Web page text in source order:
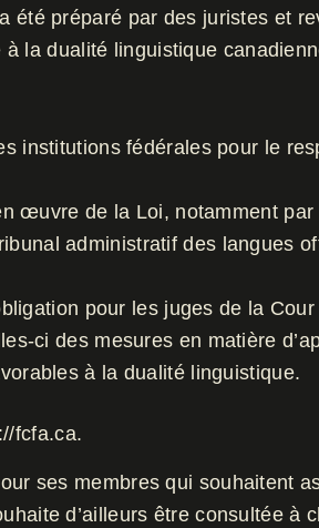
été préparé par des juristes et
la dualité linguistique
institutions fédérales pour le
œuvre de la Loi, notamment
administratif des langues
pour les juges de la Cour
ci des mesures en matière
à la dualité linguistique.
fcfa.ca.
ses membres qui souhaitent
d’ailleurs être consultée